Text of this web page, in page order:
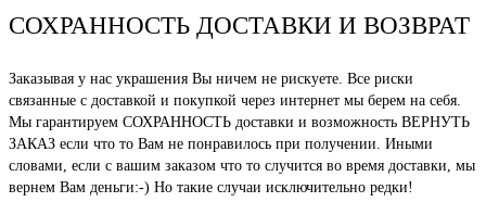
СОХРАННОСТЬ ДОСТАВКИ И ВОЗВРАТ
Заказывая у нас украшения Вы ничем не рискуете. Все риски
связанные с доставкой и покупкой через интернет мы берем на себя.
Мы гарантируем СОХРАННОСТЬ доставки и возможность ВЕРНУТЬ
ЗАКАЗ если что то Вам не понравилось при получении. Иными
словами, если с вашим заказом что то случится во время доставки, мы
вернем Вам деньги:-) Но такие случаи исключительно редки!